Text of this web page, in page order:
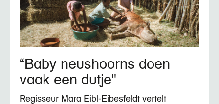
“Baby neushoorns doen
vaak een dutje"
Regisseur Mara Eibl-Eibesfeldt vertelt